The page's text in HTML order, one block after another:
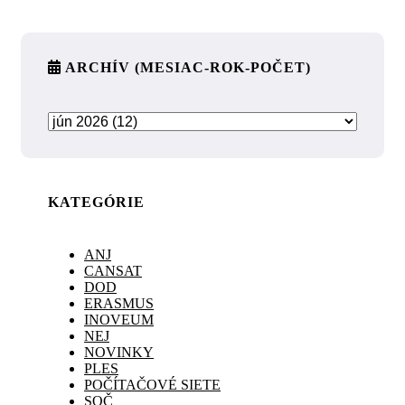
ARCHÍV (MESIAC-ROK-POČET)
KATEGÓRIE
ANJ
CANSAT
DOD
ERASMUS
INOVEUM
NEJ
NOVINKY
PLES
POČÍTAČOVÉ SIETE
SOČ